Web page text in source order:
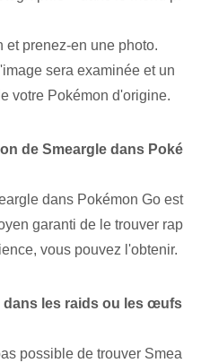
et prenez-en une ⁣photo⁣.
sera examinée et un⁢
votre Pokémon d'origine⁢.
de Smeargle dans Poké
dans Pokémon Go est
garanti de le trouver rap
vous pouvez l'obtenir.
dans les raids ou les œufs
possible de trouver Smea